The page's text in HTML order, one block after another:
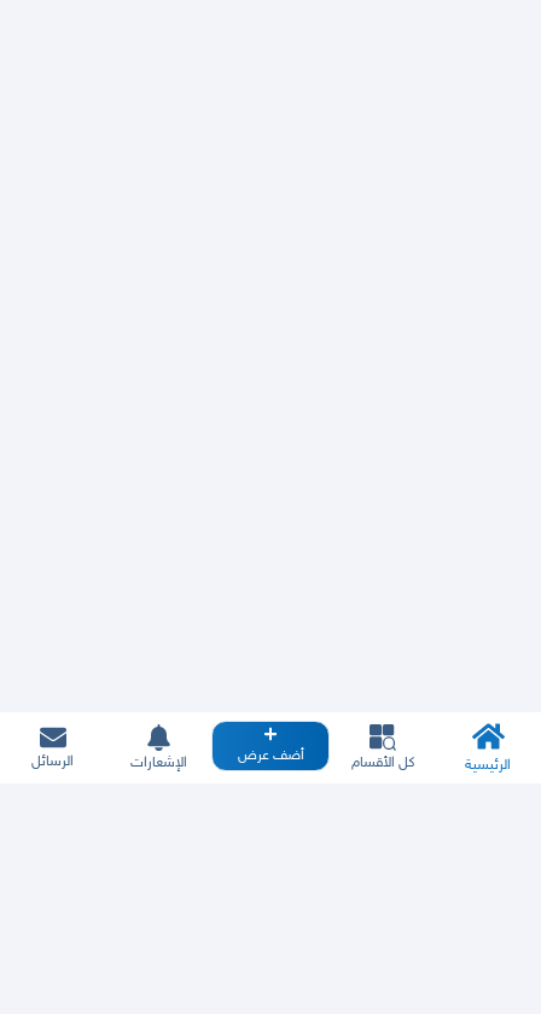
الرئيسية كل الأقسام أضف عرض الإشعارات الرسائل